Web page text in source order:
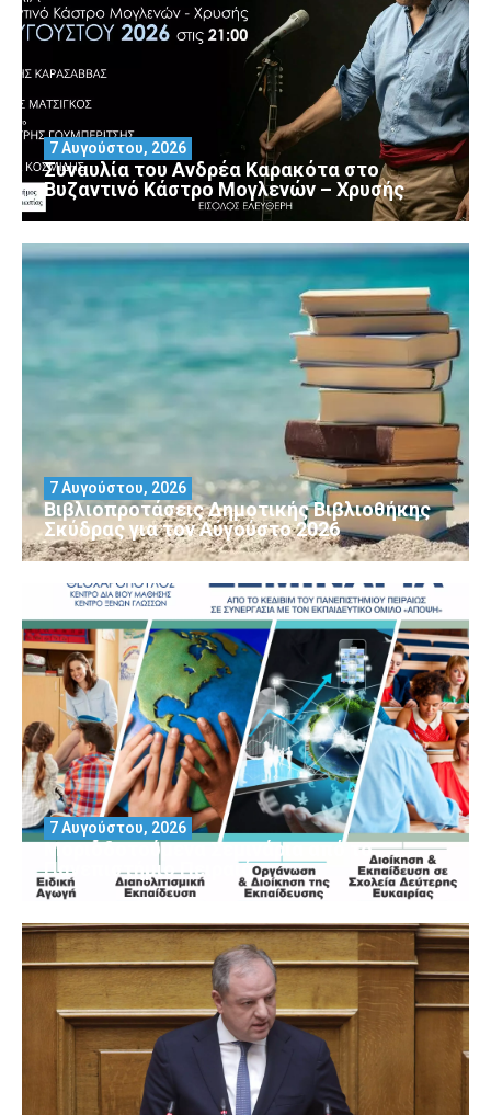
Συναυλία του Ανδρέα Καρακότα στο
Βυζαντινό Κάστρο Μογλενών – Χρυσής
7 Αυγούστου, 2026
Βιβλιοπροτάσεις Δημοτικής Βιβλιοθήκης
Σκύδρας για τον Αύγούστο 2026
7 Αυγούστου, 2026
Μοριοδοτούμενα Σεμινάρια από το
Πανεπιστήμιο Πειραιά
7 Αυγούστου, 2026